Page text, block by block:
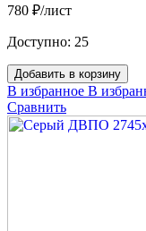
780 ₽/лист
Доступно: 25
Добавить в корзину
В избранное В
Сравнить